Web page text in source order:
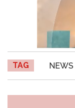
TAG NEWS